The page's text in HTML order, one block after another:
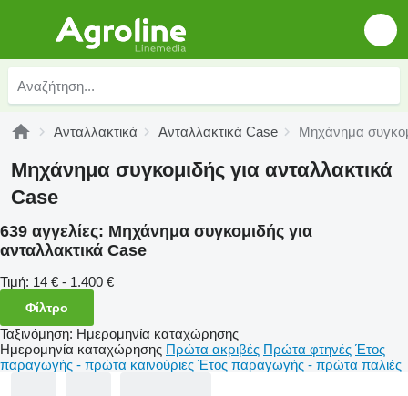
Ανταλλακτικά Ανταλλακτικά Case Μηχάνημα
Μηχάνημα συγκομιδής για ανταλλακτικά
Case
639 αγγελίες: Μηχάνημα συγκομιδής για
ανταλλακτικά Case
Τιμή: 14 € - 1.400 €
Φίλτρο
Ταξινόμηση: Ημερομηνία καταχώρησης
Ημερομηνία καταχώρησης Πρώτα ακριβές Πρώτα φτηνές Έτος
παραγωγής - πρώτα καινούριες Έτος παραγωγής - πρώτα παλιές